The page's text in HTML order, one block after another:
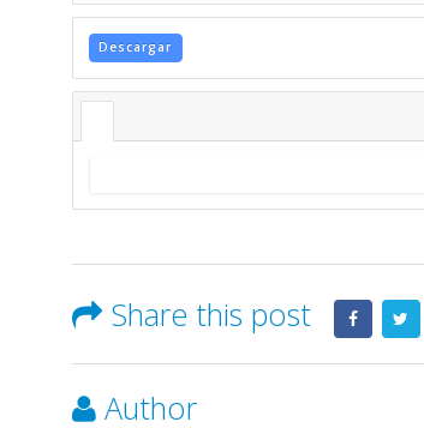
Descargar
Share this post
Author